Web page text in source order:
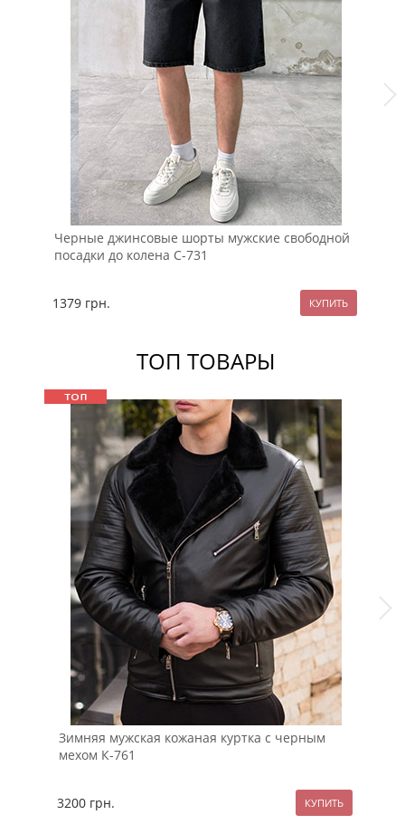
Черные джинсовые шорты мужские свободной
посадки до колена С-731
1379 грн.
ТОП ТОВАРЫ
Зимняя мужская кожаная куртка с черным
мехом К-761
3200 грн.